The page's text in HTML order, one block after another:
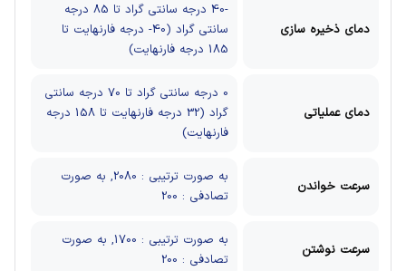
دمای ذخیره سازی
-40 درجه سانتی گراد تا 85 درجه
سانتی گراد (40- درجه فارنهایت تا
185 درجه فارنهایت)
دمای عملیاتی
0 درجه سانتی گراد تا 70 درجه سانتی
گراد (32 درجه فارنهایت تا 158 درجه
فارنهایت)
سرعت خواندن
به صورت ترتیبی : 2080, به صورت
تصادفی : 200
سرعت نوشتن
به صورت ترتیبی : 1700, به صورت
تصادفی : 200